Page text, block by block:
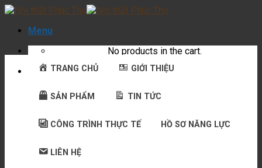
Skip
contentMenu
No products in the cart.
TRANG CHỦ GIỚI THIỆU
SẢN PHẨM TIN TỨC
CÔNG TRÌNH THỰC TẾ HỒ SƠ NĂNG LỰC
LIÊN HỆ